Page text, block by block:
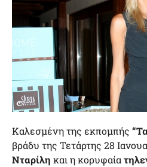
Καλεσμένη της εκπομπής
βράδυ της Τετάρτης 28
Νταρίλη και η κορυφαία